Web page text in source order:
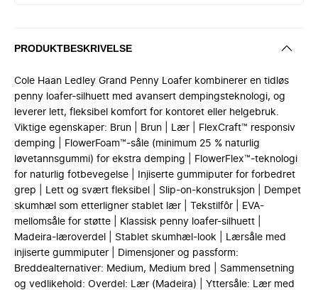
PRODUKTBESKRIVELSE
Cole Haan Ledley Grand Penny Loafer kombinerer en tidløs
penny loafer-silhuett med avansert dempingsteknologi, og
leverer lett, fleksibel komfort for kontoret eller helgebruk.
Viktige egenskaper: Brun | Brun | Lær | FlexCraft™ responsiv
demping | FlowerFoam™-såle (minimum 25 % naturlig
løvetannsgummi) for ekstra demping | FlowerFlex™-teknologi
for naturlig fotbevegelse | Injiserte gummiputer for forbedret
grep | Lett og svært fleksibel | Slip-on-konstruksjon | Dempet
skumhæl som etterligner stablet lær | Tekstilfôr | EVA-
mellomsåle for støtte | Klassisk penny loafer-silhuett |
Madeira-læroverdel | Stablet skumhæl-look | Lærsåle med
injiserte gummiputer | Dimensjoner og passform:
Breddealternativer: Medium, Medium bred | Sammensetning
og vedlikehold: Overdel: Lær (Madeira) | Yttersåle: Lær med